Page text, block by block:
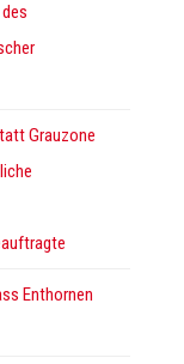
Grauzone
Enthornen